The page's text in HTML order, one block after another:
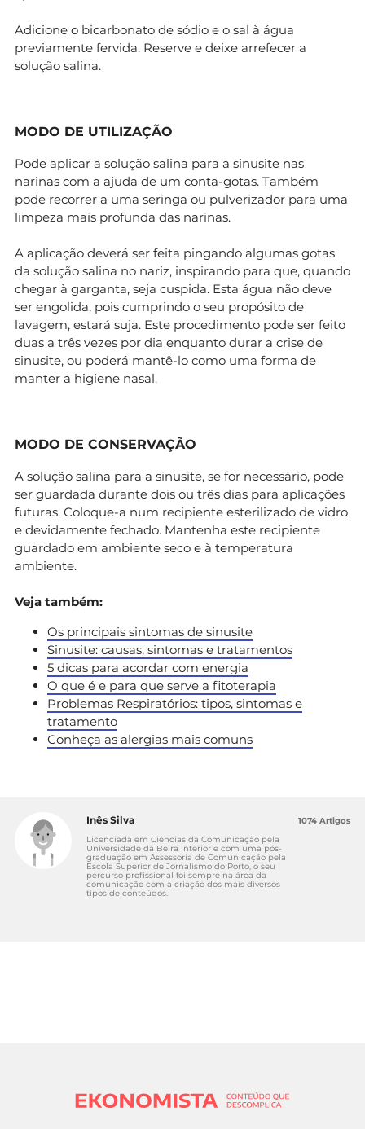
Adicione o bicarbonato de sódio e o sal à água
previamente fervida. Reserve e deixe arrefecer a
solução salina.
MODO DE UTILIZAÇÃO
Pode aplicar a solução salina para a sinusite nas
narinas com a ajuda de um conta-gotas. Também
pode recorrer a uma seringa ou pulverizador para uma
limpeza mais profunda das narinas.
A aplicação deverá ser feita pingando algumas gotas
da solução salina no nariz, inspirando para que, quando
chegar à garganta, seja cuspida. Esta água não deve
ser engolida, pois cumprindo o seu propósito de
lavagem, estará suja. Este procedimento pode ser feito
duas a três vezes por dia enquanto durar a crise de
sinusite, ou poderá mantê-lo como uma forma de
manter a higiene nasal.
MODO DE CONSERVAÇÃO
A solução salina para a sinusite, se for necessário, pode
ser guardada durante dois ou três dias para aplicações
futuras. Coloque-a num recipiente esterilizado de vidro
e devidamente fechado. Mantenha este recipiente
guardado em ambiente seco e à temperatura
ambiente.
Veja também:
Os principais sintomas de sinusite
Sinusite: causas, sintomas e tratamentos
5 dicas para acordar com energia
O que é e para que serve a fitoterapia
Problemas Respiratórios: tipos, sintomas e
tratamento
Conheça as alergias mais comuns
Inês Silva
Licenciada em Ciências da Comunicação pela
Universidade da Beira Interior e com uma pós-
graduação em Assessoria de Comunicação pela
Escola Superior de Jornalismo do Porto, o seu
percurso profissional foi sempre na área da
comunicação com a criação dos mais diversos
tipos de conteúdos.
1074 Artigos